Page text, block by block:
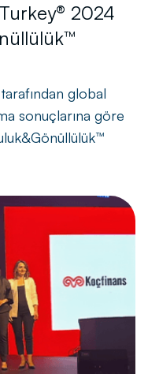
2024
global
sonuçlarına göre